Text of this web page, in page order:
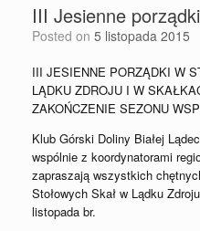
III Jesienne porządki
Posted on 5 listopada 2015
III JESIENNE PORZĄDKI W
LĄDKU ZDROJU I W
ZAKOŃCZENIE SEZONU
Klub Górski Doliny Białej
wspólnie z koordynatorami
zapraszają wszystkich
Stołowych Skał w Lądku
listopada br.